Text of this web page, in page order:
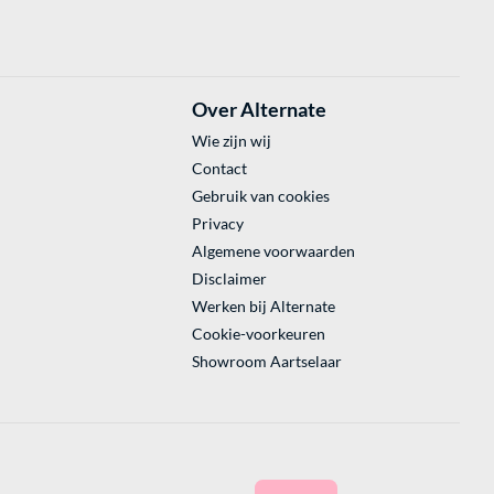
Over Alternate
Wie zijn wij
Contact
Gebruik van cookies
Privacy
Algemene voorwaarden
Disclaimer
Werken bij Alternate
Cookie-voorkeuren
Showroom Aartselaar